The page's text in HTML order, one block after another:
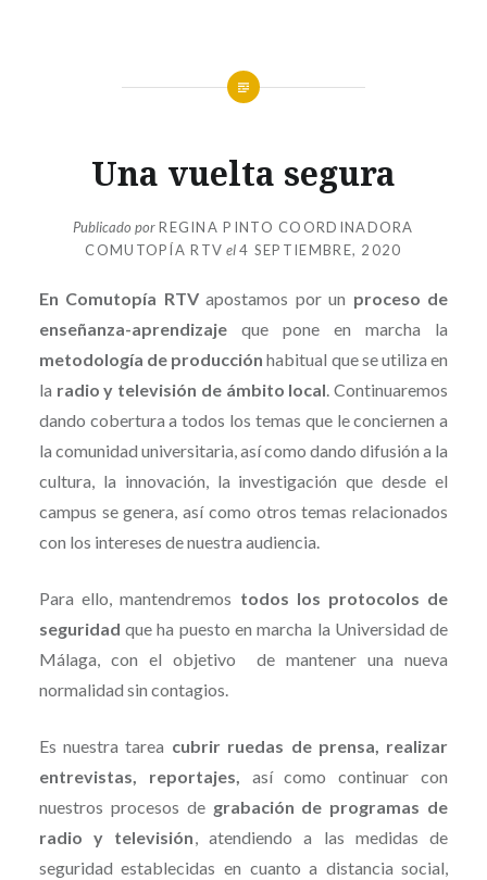
CATEGORÍA
Una vuelta segura
Publicado porREGINA PINTO COORDINADORA
COMUTOPÍA RTV el 4 SEPTIEMBRE, 2020
En Comutopía RTVapostamos por un proceso de
enseñanza-aprendizajeque pone en marcha la
metodología de producción habitual que se utiliza en
la radio y televisión de ámbito local. Continuaremos
dando cobertura a todos los temas que le conciernen a
la comunidad universitaria, así como dando difusión a la
cultura, la innovación, la investigación que desde el
campus se genera, así como otros temas relacionados
con los intereses de nuestra audiencia.
Para ello, mantendremos todos los protocolos de
seguridad que ha puesto en marcha la Universidad de
Málaga, con el objetivo de mantener una nueva
normalidad sin contagios.
Es nuestra tarea cubrir ruedas de prensa, realizar
entrevistas, reportajes, así como continuar con
nuestros procesos de grabación de programas de
radio y televisión, atendiendo a las medidas de
seguridad establecidas en cuanto a distancia social,